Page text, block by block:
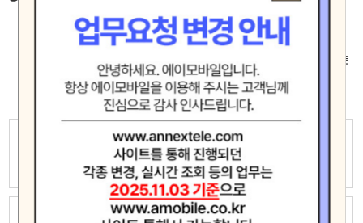
창의적 도전, 실패에 안주하지 않고 성공을 확신하는 자세로 최고에 도
전합니다.
고객중심, 고객의 입장에서 생각하고 배려하며 진심으로 소통합니다.
책임과 헌신, 신뢰 존중 배려가 깃든 마음으로 직원 제휴사 고객등 모든
인연을 소중히 여기며 공정하고 바르게 행동합니다.
모험(Adventure)
우리는 자유롭고 창의적인 상상력으로
새로운 가치창조에 끊임없이 도전하고모험
놀라운(Amazing)